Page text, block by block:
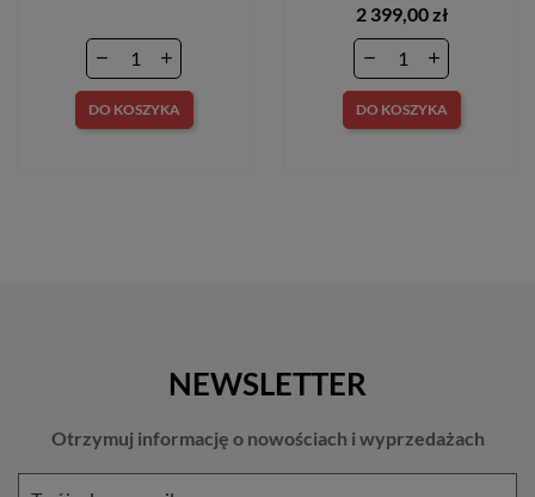
DO KOSZYKA
2 399,00 zł
DO KOSZYKA
NEWSLETTER
Otrzymuj informację o nowościach i wyprzedażach